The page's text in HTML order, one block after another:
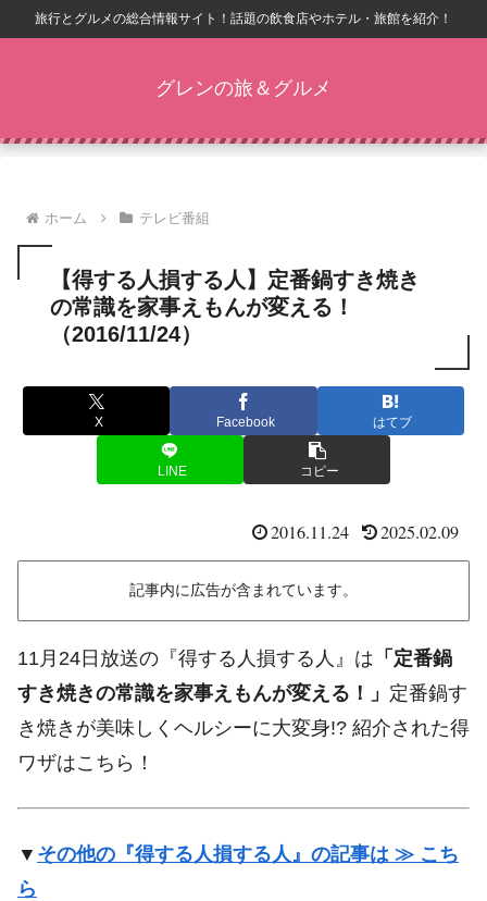
旅行とグルメの総合情報サイト！話題の飲食店やホテル・旅館を紹介！
グレンの旅＆グルメ
ホーム テレビ番組
【得する人損する人】定番鍋すき焼き
の常識を家事えもんが変える！
（2016/11/24）
X Facebook はてブ
LINE コピー
2016.11.24 2025.02.09
記事内に広告が含まれています。
11月24日放送の『得する人損する人』は 「定番鍋
すき焼きの常識を家事えもんが変える！」 定番鍋す
き焼きが美味しくヘルシーに大変身!? 紹介された得
ワザはこちら！
▼ その他の『得する人損する人』の記事は ≫ こち
ら